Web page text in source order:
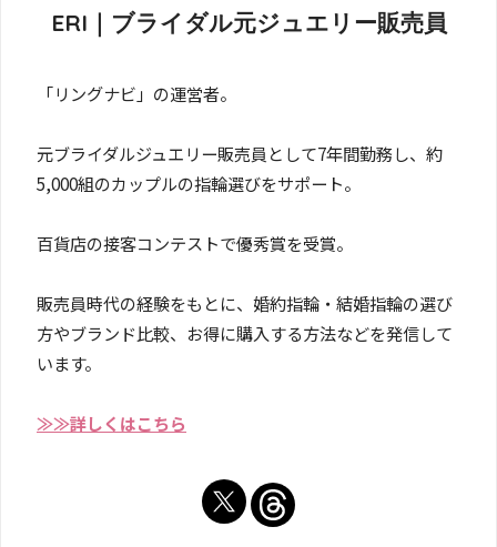
ERI｜ブライダル元ジュエリー販売員
「リングナビ」の運営者。
元ブライダルジュエリー販売員として7年間勤務し、約
5,000組のカップルの指輪選びをサポート。
百貨店の接客コンテストで優秀賞を受賞。
販売員時代の経験をもとに、婚約指輪・結婚指輪の選び
方やブランド比較、お得に購入する方法などを発信して
います。
≫≫詳しくはこちら